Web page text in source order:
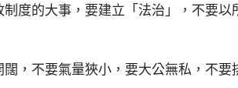
度的大事，要建立「法治」，不要以
，不要氣量狹小，要大公無私，不要